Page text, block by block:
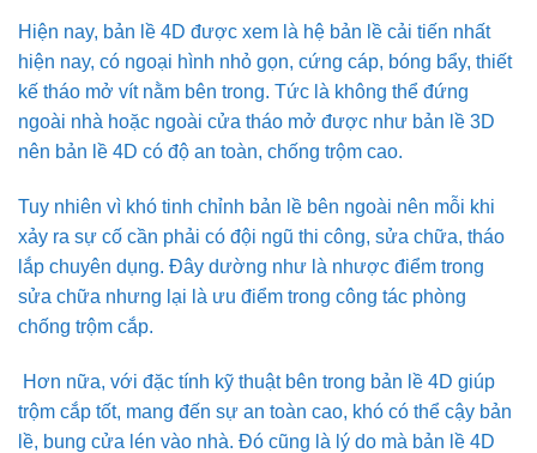
Hiện nay, bản lề 4D được xem là hệ bản lề cải tiến nhất
hiện nay, có ngoại hình nhỏ gọn, cứng cáp, bóng bẩy, thiết
kế tháo mở vít nằm bên trong. Tức là không thể đứng
ngoài nhà hoặc ngoài cửa tháo mở được như bản lề 3D
nên bản lề 4D có độ an toàn, chống trộm cao.
Tuy nhiên vì khó tinh chỉnh bản lề bên ngoài nên mỗi khi
xảy ra sự cố cần phải có đội ngũ thi công, sửa chữa, tháo
lắp chuyên dụng. Đây dường như là nhược điểm trong
sửa chữa nhưng lại là ưu điểm trong công tác phòng
chống trộm cắp.
Hơn nữa, với đặc tính kỹ thuật bên trong bản lề 4D giúp
trộm cắp tốt, mang đến sự an toàn cao, khó có thể cậy bản
lề, bung cửa lén vào nhà. Đó cũng là lý do mà bản lề 4D